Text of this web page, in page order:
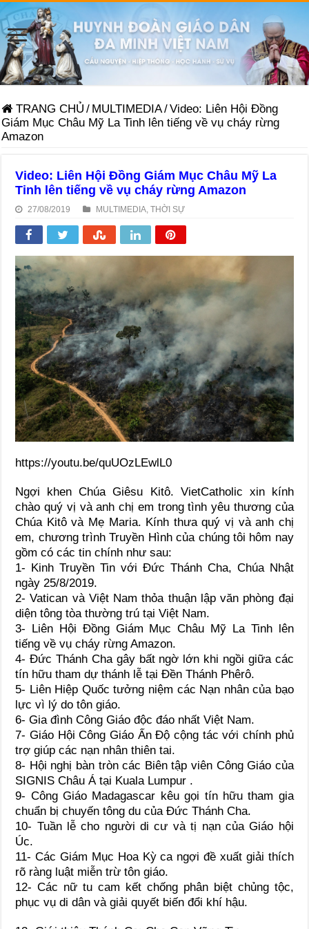
TRANG CHỦ / MULTIMEDIA/Video: Liên Hội Đồng
Giám Mục Châu Mỹ La Tinh lên tiếng về vụ cháy rừng
Amazon
Video: Liên Hội Đồng Giám Mục Châu Mỹ La
Tinh lên tiếng về vụ cháy rừng Amazon
27/08/2019 MULTIMEDIA ,THỜI SỰ
https://youtu.be/quUOzLEwlL0
Ngợi khen Chúa Giêsu Kitô. VietCatholic xin kính
chào quý vị và anh chị em trong tình yêu thương của
Chúa Kitô và Mẹ Maria. Kính thưa quý vị và anh chị
em, chương trình Truyền Hình của chúng tôi hôm nay
gồm có các tin chính như sau:
1- Kinh Truyền Tin với Đức Thánh Cha, Chúa Nhật
ngày 25/8/2019.
2- Vatican và Việt Nam thỏa thuận lập văn phòng đại
diện tông tòa thường trú tại Việt Nam.
3- Liên Hội Đồng Giám Mục Châu Mỹ La Tinh lên
tiếng về vụ cháy rừng Amazon.
4- Đức Thánh Cha gây bất ngờ lớn khi ngồi giữa các
tín hữu tham dự thánh lễ tại Đền Thánh Phêrô.
5- Liên Hiệp Quốc tưởng niệm các Nạn nhân của bạo
lực vì lý do tôn giáo.
6- Gia đình Công Giáo độc đáo nhất Việt Nam.
7- Giáo Hội Công Giáo Ấn Độ cộng tác với chính phủ
trợ giúp các nạn nhân thiên tai.
8- Hội nghị bàn tròn các Biên tập viên Công Giáo của
SIGNIS Châu Á tại Kuala Lumpur .
9- Công Giáo Madagascar kêu gọi tín hữu tham gia
chuẩn bị chuyến tông du của Đức Thánh Cha.
10- Tuần lễ cho người di cư và tị nạn của Giáo hội
Úc.
11- Các Giám Mục Hoa Kỳ ca ngợi đề xuất giải thích
rõ ràng luật miễn trừ tôn giáo.
12- Các nữ tu cam kết chống phân biệt chủng tộc,
phục vụ di dân và giải quyết biến đổi khí hậu.